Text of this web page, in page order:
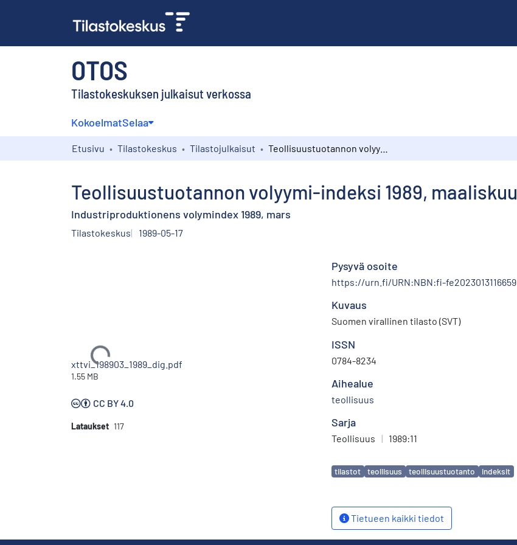
OTOS
Tilastokeskuksen julkaisut verkossa
KokoelmatSelaa
Etusivu Tilastokeskus Tilastojulkaisut
Teollisuustuotannon volyymi-indeksi 1989, maaliskuu
Industriproduktionens volymindex 1989, mars
Tilastokeskus 1989-05-17
Ladataan...
xttvi_198903_1989_dig.pdf
1.55 MB
CC BY 4.0
Lataukset 117
Pysyvä osoite
https://urn.fi/URN:NBN:fi-fe2023013116659
Kuvaus
Suomen virallinen tilasto (SVT)
ISSN
0784-8234
Aihealue
teollisuus
Sarja
Teollisuus | 1989:11
Avainsanat
tilastot teollisuus teollisuustuotanto indeksit
Tietueen kaikki tiedot